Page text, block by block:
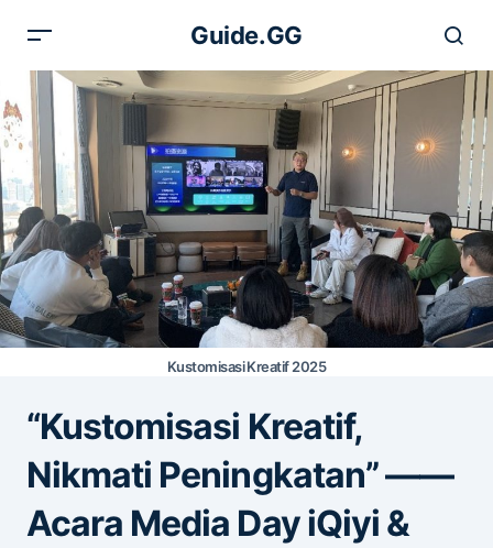
Guide.GG
Kustomisasi Kreatif 2025
“Kustomisasi Kreatif,
Nikmati Peningkatan” ——
Acara Media Day iQiyi &